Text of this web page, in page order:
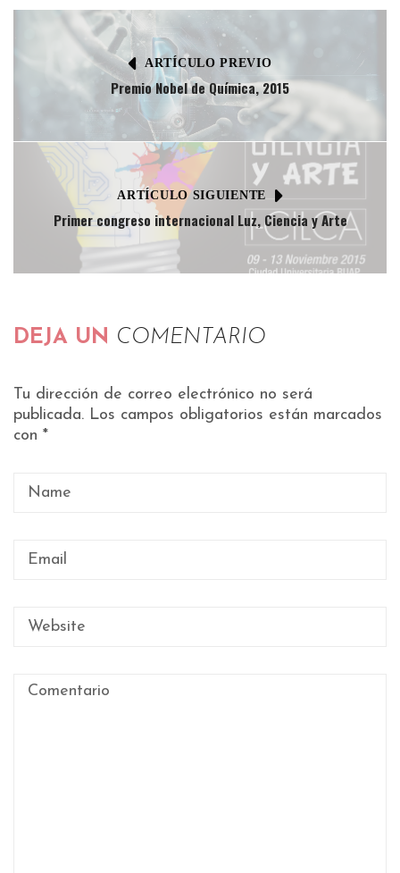
ARTÍCULO PREVIO
Premio Nobel de Química, 2015
ARTÍCULO SIGUIENTE
Primer congreso internacional Luz, Ciencia y Arte
DEJA UN COMENTARIO
Tu dirección de correo electrónico no será
publicada. Los campos obligatorios están marcados
con *